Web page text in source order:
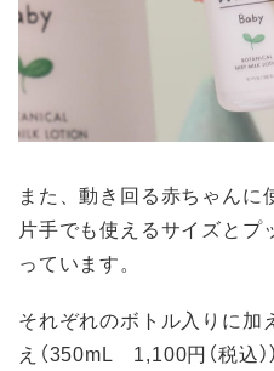
また、動き回る赤ちゃんに
片手でも使えるサイズとプ
っています。
それぞれのボトル入りに加
え（350mL 1,100円（税込